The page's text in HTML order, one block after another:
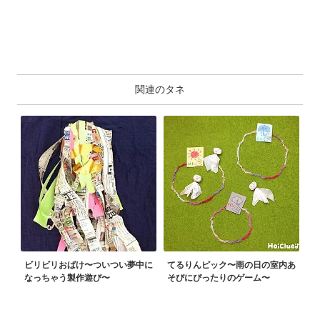
関連のタネ
ビリビリおばけ〜ついつい夢中に
なっちゃう製作遊び〜
てるりんピック〜雨の日の室内あ
そびにぴったりのゲーム〜